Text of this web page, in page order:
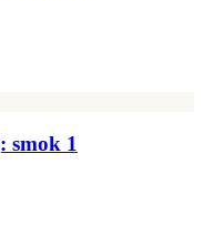
smok 1